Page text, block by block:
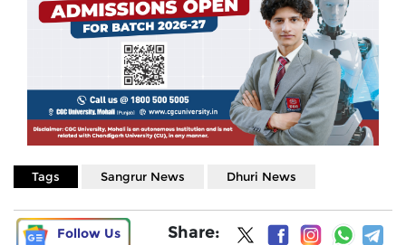
Tags Sangrur News Dhuri News
Follow Us Share: